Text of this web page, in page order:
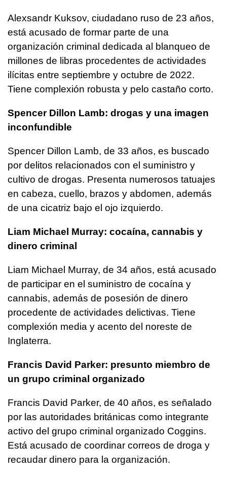
Alexsandr Kuksov, ciudadano ruso de 23 años,
está acusado de formar parte de una
organización criminal dedicada al blanqueo de
millones de libras procedentes de actividades
ilícitas entre septiembre y octubre de 2022.
Tiene complexión robusta y pelo castaño corto.
Spencer Dillon Lamb: drogas y una imagen
inconfundible
Spencer Dillon Lamb, de 33 años, es buscado
por delitos relacionados con el suministro y
cultivo de drogas. Presenta numerosos tatuajes
en cabeza, cuello, brazos y abdomen, además
de una cicatriz bajo el ojo izquierdo.
Liam Michael Murray: cocaína, cannabis y
dinero criminal
Liam Michael Murray, de 34 años, está acusado
de participar en el suministro de cocaína y
cannabis, además de posesión de dinero
procedente de actividades delictivas. Tiene
complexión media y acento del noreste de
Inglaterra.
Francis David Parker: presunto miembro de
un grupo criminal organizado
Francis David Parker, de 40 años, es señalado
por las autoridades británicas como integrante
activo del grupo criminal organizado Coggins.
Está acusado de coordinar correos de droga y
recaudar dinero para la organización.